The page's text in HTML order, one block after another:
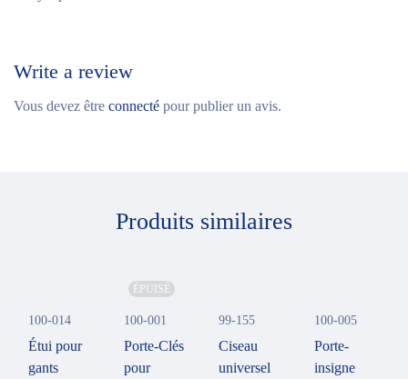
Write a review
Vous devez être connecté pour publier un avis.
Produits similaires
100-014
Étui pour
gants
ÉPUISÉ
100-001
Porte-Clés
pour
99-155
Ciseau
universel
100-005
Porte-
insigne